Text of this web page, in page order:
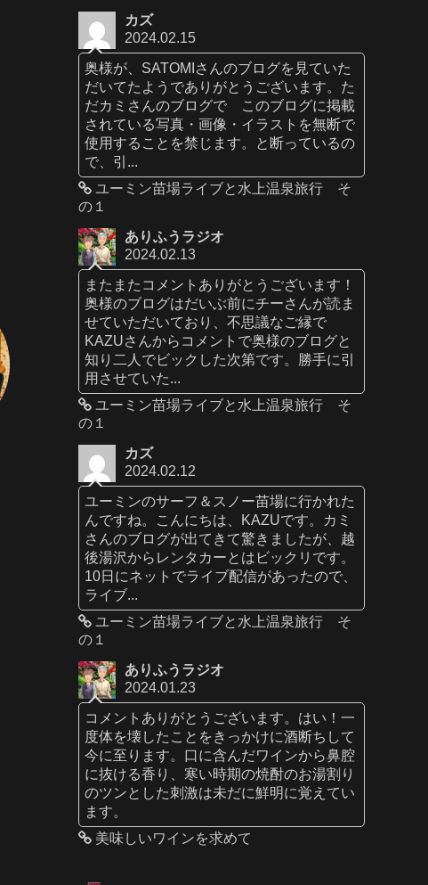
カズ
2024.02.15
奥様が、SATOMIさんのブログを見ていた
だいてたようでありがとうございます。た
だカミさんのブログで このブログに掲載
されている写真・画像・イラストを無断で
使用することを禁じます。と断っているの
で、引...
ユーミン苗場ライブと水上温泉旅行 そ
の１
ありふうラジオ
2024.02.13
またまたコメントありがとうございます！
奥様のブログはだいぶ前にチーさんが読ま
せていただいており、不思議なご縁で
KAZUさんからコメントで奥様のブログと
知り二人でビックした次第です。勝手に引
用させていた...
ユーミン苗場ライブと水上温泉旅行 そ
の１
カズ
2024.02.12
ユーミンのサーフ＆スノー苗場に行かれた
んですね。こんにちは、KAZUです。カミ
さんのブログが出てきて驚きましたが、越
後湯沢からレンタカーとはビックリです。
10日にネットでライブ配信があったので、
ライブ...
ユーミン苗場ライブと水上温泉旅行 そ
の１
ありふうラジオ
2024.01.23
コメントありがとうございます。はい！一
度体を壊したことをきっかけに酒断ちして
今に至ります。口に含んだワインから鼻腔
に抜ける香り、寒い時期の焼酎のお湯割り
のツンとした刺激は未だに鮮明に覚えてい
ます。
美味しいワインを求めて